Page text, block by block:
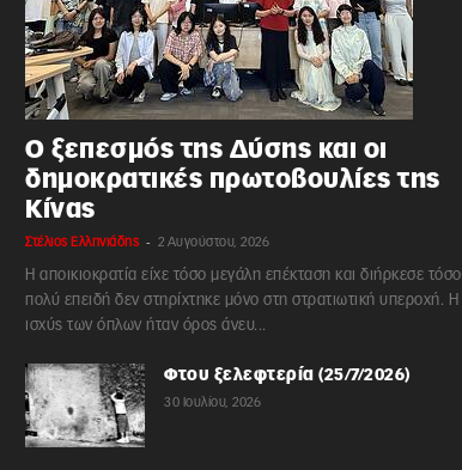
Ο ξεπεσμός της Δύσης και οι
δημοκρατικές πρωτοβουλίες της
Κίνας
Στέλιος Ελληνιάδης - 2 Αυγούστου, 2026
Η αποικιοκρατία είχε τόσο μεγάλη επέκταση και διήρκεσε τόσο
πολύ επειδή δεν στηρίχτηκε μόνο στη στρατιωτική υπεροχή. Η
ισχύς των όπλων ήταν όρος άνευ...
Φτου ξελεφτερία (25/7/2026)
30 Ιουλίου, 2026